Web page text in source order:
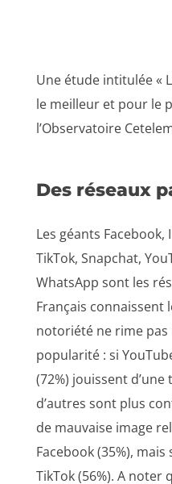
Une étude intitulée «
le meilleur et pour le
l’Observatoire
Des réseaux
Les géants
TikTok, Snapchat,
WhatsApp sont les
Français connaissent
notoriété ne rime pas
popularité : si
(72%) jouissent
d’autres sont plus
de mauvaise image
Facebook (35%),
TikTok (56%). A noter